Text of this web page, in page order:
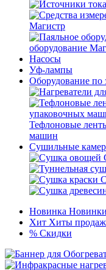
Магистр
оборудование
Насосы
Уф-лампы
Оборудование по
Тефлоновые
машин
Сушильные
Новинка Новинки
Хит Хиты продаж
% Скидки